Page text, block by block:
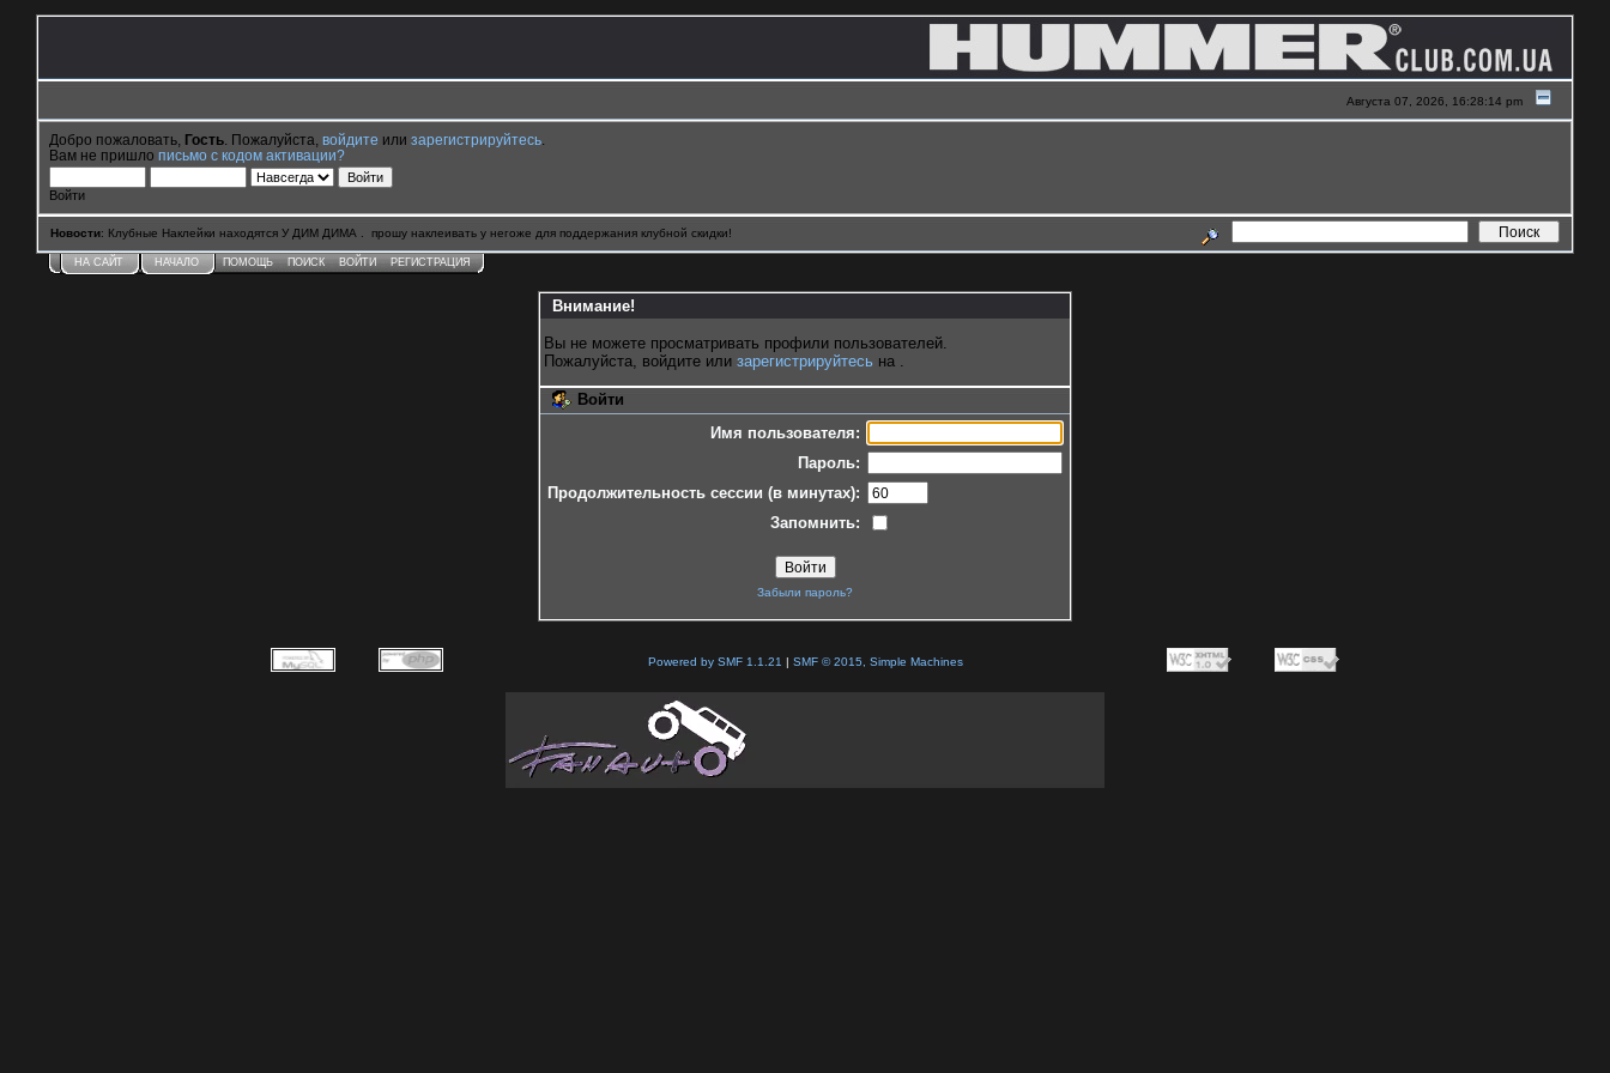
Августа 07, 2026, 16:28:14 pm
Добро пожаловать, Гость . Пожалуйста, войдите или зарегистрируйтесь
Вам не пришло письмо с кодом активации?
Войти
Новости: Клубные Наклейки находятся У ДИМ ДИМА . прошу наклеивать у негоже для поддержания клубной скидки!
НА САЙТ НАЧАЛО ПОМОЩЬ ПОИСК ВОЙТИ РЕГИСТРАЦИЯ
Внимание!
Вы не можете просматривать профили пользователей.
Пожалуйста, войдите или зарегистрируйтесь на .
Войти
Имя пользователя:
Пароль:
Продолжительность сессии (в минутах):
Запомнить:
Забыли пароль?
Powered by SMF 1.1.21 | SMF © 2015, Simple Machines